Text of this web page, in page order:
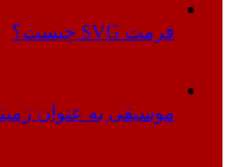
فرمت SVG چیست؟
موسیقی به عنوان